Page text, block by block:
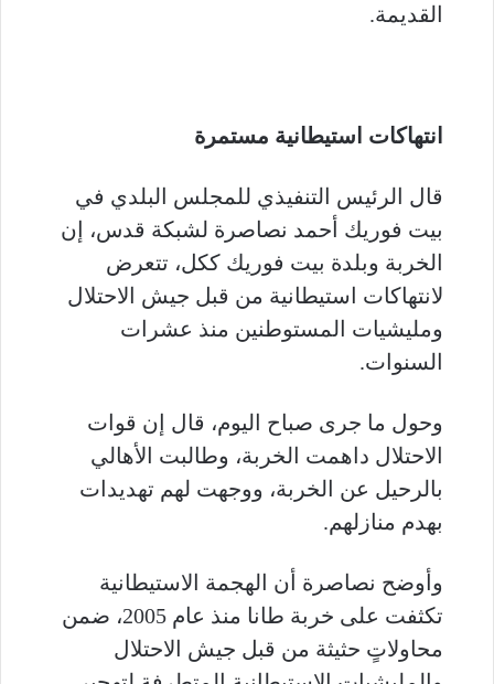
القديمة.
انتهاكات استيطانية مستمرة
قال الرئيس التنفيذي للمجلس البلدي في
بيت فوريك أحمد نصاصرة لشبكة قدس، إن
الخربة وبلدة بيت فوريك ككل، تتعرض
لانتهاكات استيطانية من قبل جيش الاحتلال
ومليشيات المستوطنين منذ عشرات
السنوات.
وحول ما جرى صباح اليوم، قال إن قوات
الاحتلال داهمت الخربة، وطالبت الأهالي
بالرحيل عن الخربة، ووجهت لهم تهديدات
بهدم منازلهم.
وأوضح نصاصرة أن الهجمة الاستيطانية
تكثفت على خربة طانا منذ عام 2005، ضمن
محاولاتٍ حثيثة من قبل جيش الاحتلال